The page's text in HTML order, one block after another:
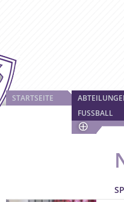
STARTSEITE
FUSSBALL